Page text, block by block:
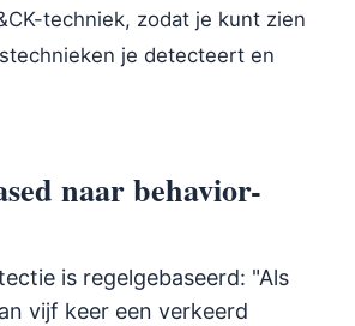
techniek, zodat je kunt zien
je detecteert en
naar behavior-
is regelgebaseerd: "Als
vijf keer een verkeerd